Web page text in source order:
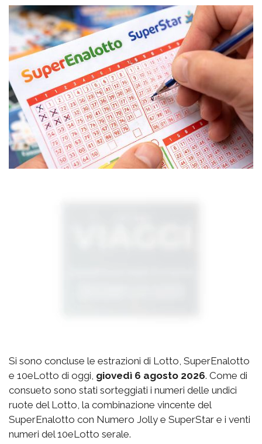
Si sono concluse le estrazioni di Lotto, SuperEnalotto
e 10eLotto di oggi, giovedì 6 agosto 2026. Come di
consueto sono stati sorteggiati i numeri delle undici
ruote del Lotto, la combinazione vincente del
SuperEnalotto con Numero Jolly e SuperStar e i venti
numeri del 10eLotto serale.